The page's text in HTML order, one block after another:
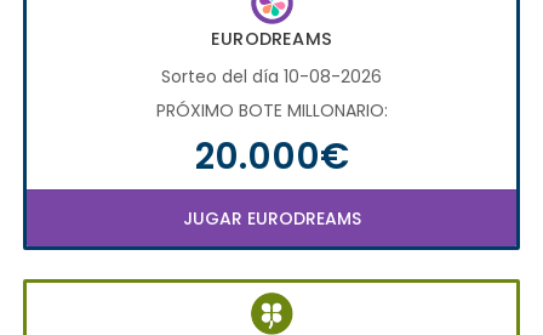
EURODREAMS
Sorteo del día 10-08-2026
PRÓXIMO BOTE MILLONARIO:
20.000€
JUGAR EURODREAMS